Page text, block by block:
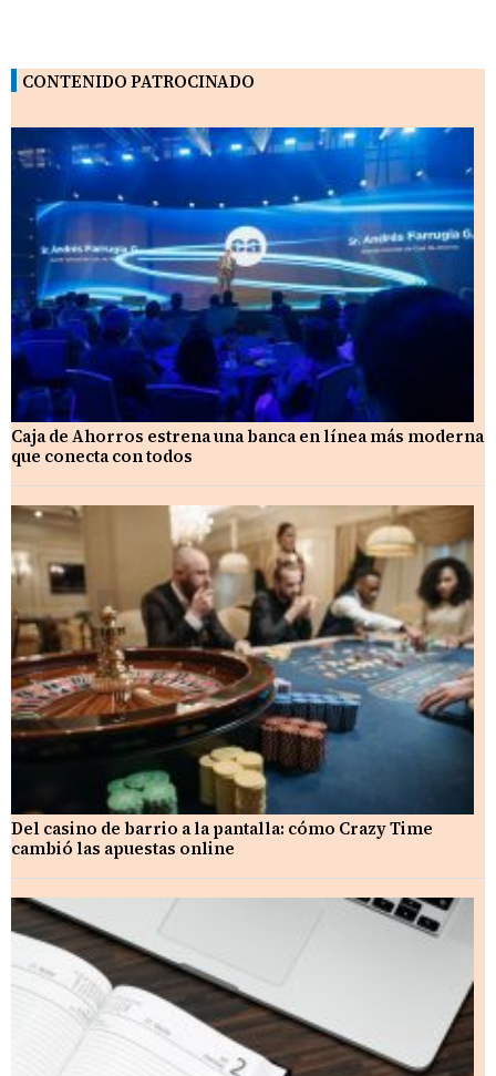
CONTENIDO PATROCINADO
Caja de Ahorros estrena una banca en línea más moderna
que conecta con todos
Del casino de barrio a la pantalla: cómo Crazy Time
cambió las apuestas online